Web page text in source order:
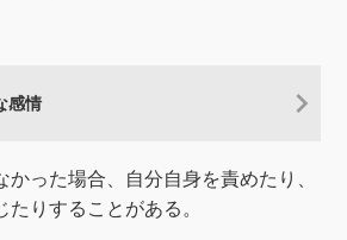
感情
かった場合、自分自身を責めたり、
たりすることがある。